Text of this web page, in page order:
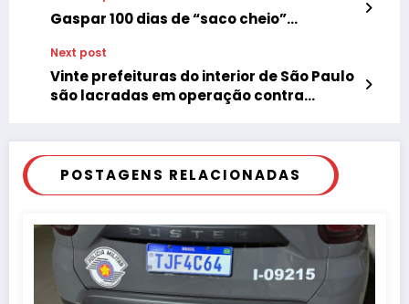
Gaspar 100 dias de “saco cheio”…
Next post
Vinte prefeituras do interior de São Paulo
são lacradas em operação contra
POSTAGENS RELACIONADAS